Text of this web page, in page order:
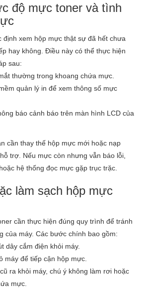
độ mực toner và tình
định xem hộp mực thật sự đã hết chưa
hay không. Điều này có thể thực hiện
sau:
thường trong khoang chứa mực.
quản lý in để xem thông số mực
báo cảnh báo trên màn hình LCD của
cần thay thế hộp mực mới hoặc nạp
trợ. Nếu mực còn nhưng vẫn báo lỗi,
hệ thống đọc mực gặp trục trặc.
làm sạch hộp mực
cần thực hiện đúng quy trình để tránh
của máy. Các bước chính bao gồm:
dây cắm điện khỏi máy.
máy để tiếp cận hộp mực.
ra khỏi máy, chú ý không làm rơi hoặc
mực.